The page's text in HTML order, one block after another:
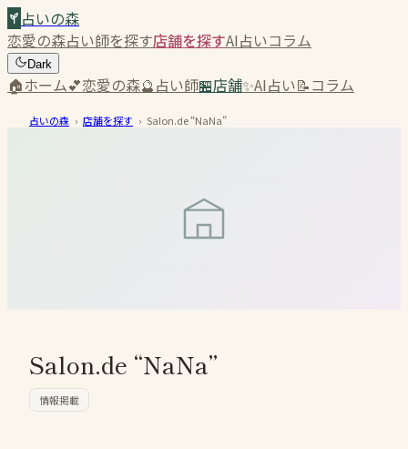
占いの森
恋愛の森占い師を探す店舗を探すAI占いコラム
Dark
🏠ホーム💕恋愛の森🔮占い師🏪店舗✨AI占い📝コラム
占いの森 › 店舗を探す › Salon.de “NaNa”
Salon.de “NaNa”
情報掲載